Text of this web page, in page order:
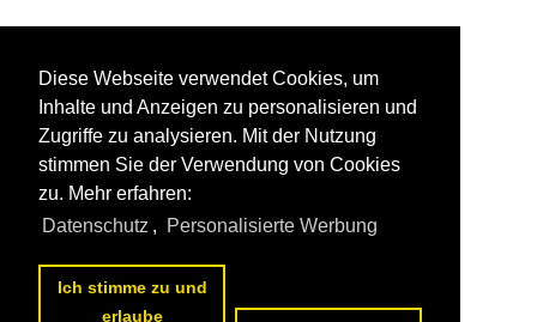
Diese Webseite verwendet Cookies, um
Inhalte und Anzeigen zu personalisieren und
Zugriffe zu analysieren. Mit der Nutzung
stimmen Sie der Verwendung von Cookies
zu. Mehr erfahren:
Datenschutz , Personalisierte Werbung
Ich stimme zu und
erlaube